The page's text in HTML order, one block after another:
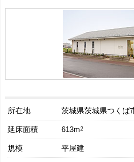
所在地 茨城県茨城県つくば
延床面積 613m2
規模 平屋建